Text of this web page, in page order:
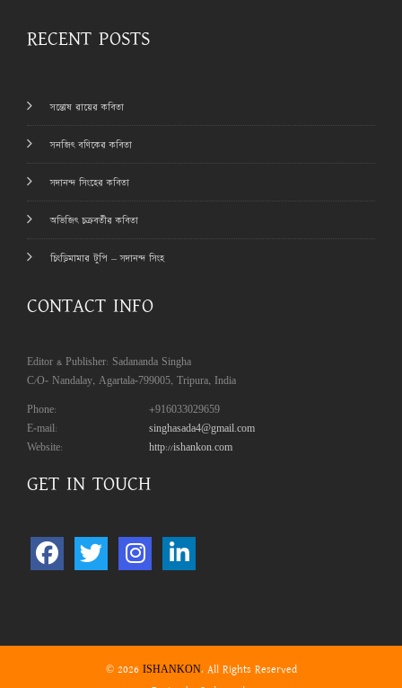
RECENT POSTS
সন্তোষ রায়ের কবিতা
সনজিৎ বণিকের কবিতা
সদানন্দ সিংহের কবিতা
অভিজিৎ চক্রবর্তীর কবিতা
চিংড়িমামার টুপি – সদানন্দ সিংহ
CONTACT INFO
Editor & Publisher: Sadananda Singha
C/O- Nandalay, Agartala-799005, Tripura, India
Phone:
+916033029659
E-mail:
singhasada4@gmail.com
Website:
http://ishankon.com
GET IN TOUCH
© 2026 ISHANKON. All Rights Reserved